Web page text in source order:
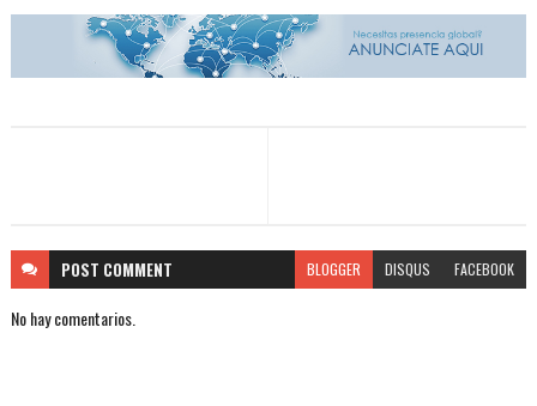
POST COMMENT BLOGGER DISQUS FACEBOOK
No hay comentarios.